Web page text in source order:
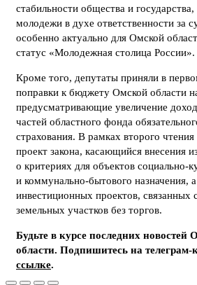
стабильности общества и государства,
молодежи в духе ответственности за
особенно актуально для Омской
статус «Молодежная столица России».
Кроме того, депутаты приняли в
поправки к бюджету Омской области
предусматривающие увеличение
частей областного фонда
страхования. В рамках второго
проект закона, касающийся внесения
о критериях для объектов социально-
и коммунально-бытового назначения,
инвестиционных проектов, связанных
земельных участков без торгов.
Будьте в курсе последних
области. Подпишитесь на телеграм-
ссылке.